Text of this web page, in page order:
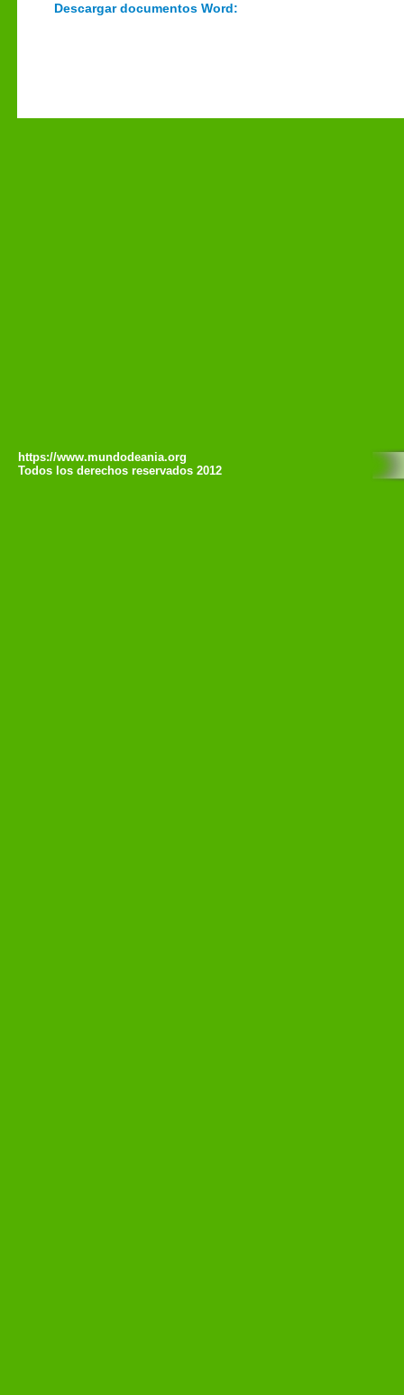
Descargar documentos Word:
https://www.mundodeania.org
Todos los derechos reservados 2012